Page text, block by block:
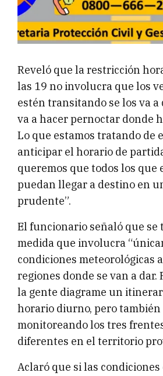
Reveló que la restricción
las 19 no involucra que los
estén transitando se los va a
va a hacer pernoctar donde
Lo que estamos tratando de
anticipar el horario de
queremos que todos los
puedan llegar a destino en
prudente”.
El funcionario señaló que se
medida que involucra
condiciones meteorológicas
regiones donde se van a dar.
la gente diagrame un
horario diurno, pero también
monitoreando los tres
diferentes en el territorio
Aclaró que si las